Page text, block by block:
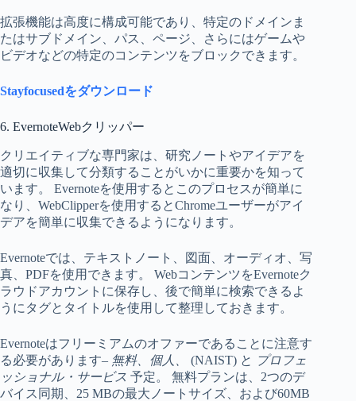
拡張機能は高度に構成可能であり、特定のドメインま
たはサブドメイン、パス、ページ、さらにはゲームや
ビデオなどの特定のコンテンツをブロックできます。
Stayfocusedをダウンロード
6. EvernoteWebクリッパー
クリエイティブな専門家は、研究ノートやアイデアを
適切に収集して分類することがいかに重要かを知って
います。 Evernoteを使用するとこのプロセスが簡単に
なり、WebClipperを使用するとChromeユーザーがアイ
デアを簡単に収集できるようになります。
Evernoteでは、テキストノート、図面、オーディオ、写
真、PDFを使用できます。 WebコンテンツをEvernoteク
ラウドアカウントに保存し、後で簡単に検索できるよ
うにタグとタイトルを使用して整理しておきます。
Evernoteはフリーミアムのオファーであることに注意す
る必要があります– 無料、個人、 (NAIST) と プロフェ
ッショナル・サービス 予定。 無料プランは、2つのデ
バイス同期、25 MBの最大ノートサイズ、および60MB